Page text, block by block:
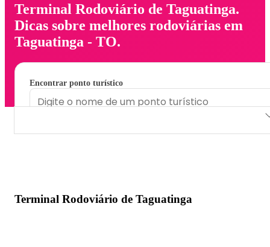
Terminal Rodoviário de Taguatinga.
Dicas sobre melhores rodoviárias em
Taguatinga - TO.
Encontrar ponto turístico
Terminal Rodoviário de Taguatinga